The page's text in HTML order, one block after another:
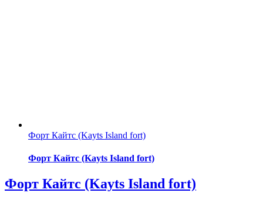
Форт Кайтс (Kayts Island fort)
Форт Кайтс (Kayts Island fort)
Форт Кайтс (Kayts Island fort)